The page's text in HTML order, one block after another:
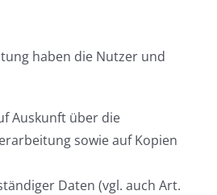
haben die Nutzer und
Auskunft über die
sowie auf Kopien
Daten (vgl. auch Art.